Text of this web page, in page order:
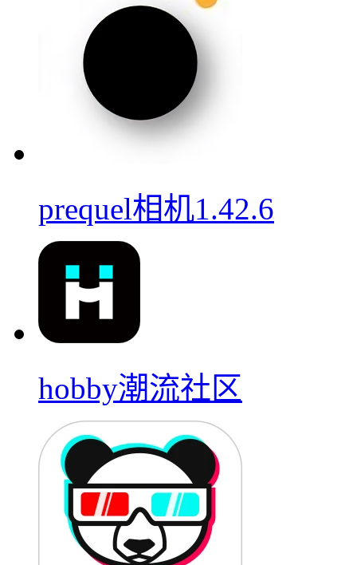
prequel相机1.42.6
hobby潮流社区